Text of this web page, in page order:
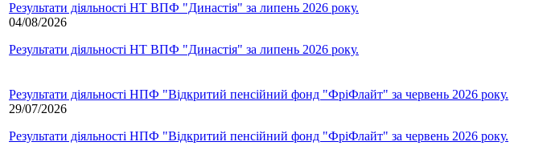
Результати діяльності НТ ВПФ "Династія" за липень 2026 року.
04/08/2026
Результати діяльності НТ ВПФ "Династія" за липень 2026 року.
Результати діяльності НПФ "Відкритий пенсійний фонд "ФріФлайт" за червень 2026 року.
29/07/2026
Результати діяльності НПФ "Відкритий пенсійний фонд "ФріФлайт" за червень 2026 року.